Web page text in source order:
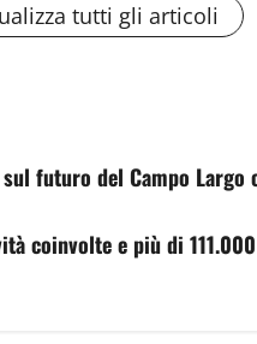
tutti gli articoli
futuro del Campo Largo
coinvolte e più di